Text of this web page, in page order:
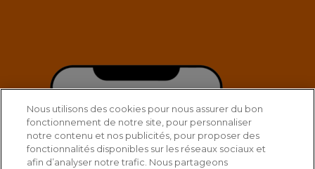
Nous utilisons des cookies pour nous assurer du bon
fonctionnement de notre site, pour personnaliser
notre contenu et nos publicités, pour proposer des
fonctionnalités disponibles sur les réseaux sociaux et
afin d’analyser notre trafic. Nous partageons